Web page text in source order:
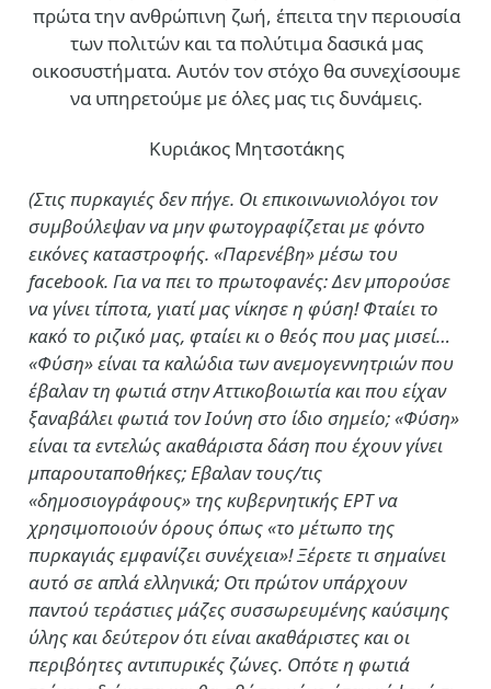
πρώτα την ανθρώπινη ζωή, έπειτα την περιουσία
των πολιτών και τα πολύτιμα δασικά μας
οικοσυστήματα. Αυτόν τον στόχο θα συνεχίσουμε
να υπηρετούμε με όλες μας τις δυνάμεις.
Κυριάκος Μητσοτάκης
(Στις πυρκαγιές δεν πήγε. Οι επικοινωνιολόγοι τον
συμβούλεψαν να μην φωτογραφίζεται με φόντο
εικόνες καταστροφής. «Παρενέβη» μέσω του
facebook. Για να πει το πρωτοφανές: Δεν μπορούσε
να γίνει τίποτα, γιατί μας νίκησε η φύση! Φταίει το
κακό το ριζικό μας, φταίει κι ο θεός που μας μισεί…
«Φύση» είναι τα καλώδια των ανεμογεννητριών που
έβαλαν τη φωτιά στην Αττικοβοιωτία και που είχαν
ξαναβάλει φωτιά τον Ιούνη στο ίδιο σημείο; «Φύση»
είναι τα εντελώς ακαθάριστα δάση που έχουν γίνει
μπαρουταποθήκες; Εβαλαν τους/τις
«δημοσιογράφους» της κυβερνητικής ΕΡΤ να
χρησιμοποιούν όρους όπως «το μέτωπο της
πυρκαγιάς εμφανίζει συνέχεια»! Ξέρετε τι σημαίνει
αυτό σε απλά ελληνικά; Οτι πρώτον υπάρχουν
παντού τεράστιες μάζες συσσωρευμένης καύσιμης
ύλης και δεύτερον ότι είναι ακαθάριστες και οι
περιβόητες αντιπυρικές ζώνες. Οπότε η φωτιά